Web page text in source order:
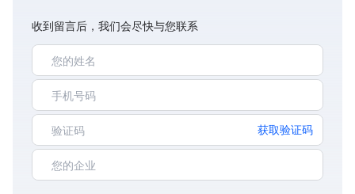
收到留言后，我们会尽快与您联系
获取验证码